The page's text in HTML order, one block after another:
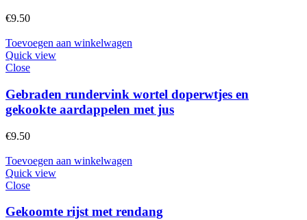
€9.50
Toevoegen aan winkelwagen
Quick view
Close
Gebraden rundervink wortel doperwtjes en
gekookte aardappelen met jus
€9.50
Toevoegen aan winkelwagen
Quick view
Close
Gekoomte rijst met rendang